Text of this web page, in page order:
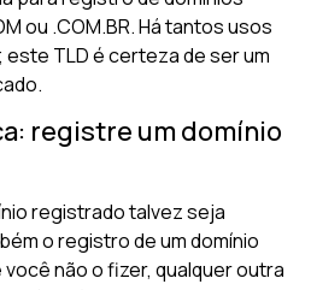
ou .COM.BR. Há tantos usos
este TLD é certeza de ser um
registre um domínio
registrado talvez seja
o registro de um domínio
não o fizer, qualquer outra